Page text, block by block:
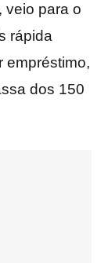
veio para o
rápida
empréstimo,
dos 150